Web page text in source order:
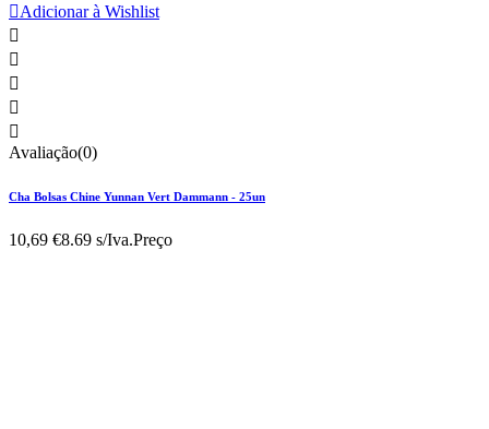
Adicionar à Wishlist





Avaliação(0)
Cha Bolsas Chine Yunnan Vert Dammann - 25un
10,69 €8.69 s/Iva.Preço